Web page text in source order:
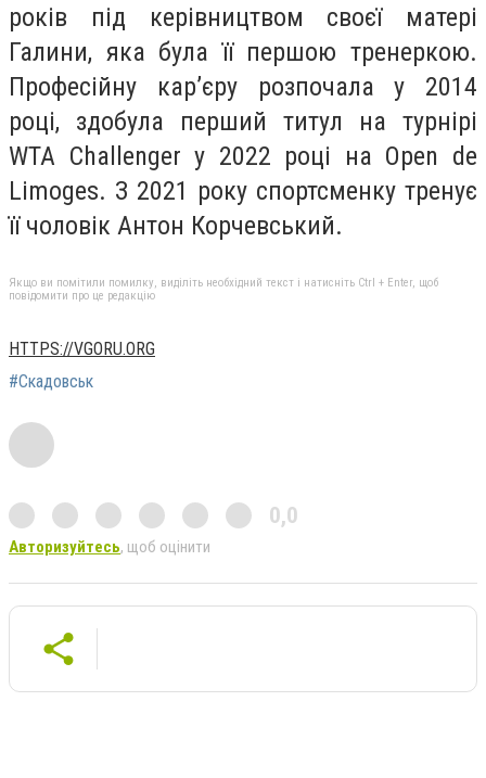
років під керівництвом своєї матері
Галини, яка була її першою тренеркою.
Професійну кар’єру розпочала у 2014
році, здобула перший титул на турнірі
WTA Challenger у 2022 році на Open de
Limoges. З 2021 року спортсменку тренує
її чоловік Антон Корчевський.
Якщо ви помітили помилку, виділіть необхідний текст і натисніть Ctrl + Enter, щоб
повідомити про це редакцію
HTTPS://VGORU.ORG
#Скадовськ
0,0
Авторизуйтесь, щоб оцінити